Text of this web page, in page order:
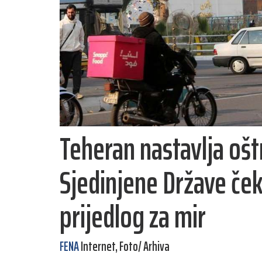
Teheran nastavlja
Sjedinjene Države
prijedlog za mir
FENAInternet, Foto/ Arhiva